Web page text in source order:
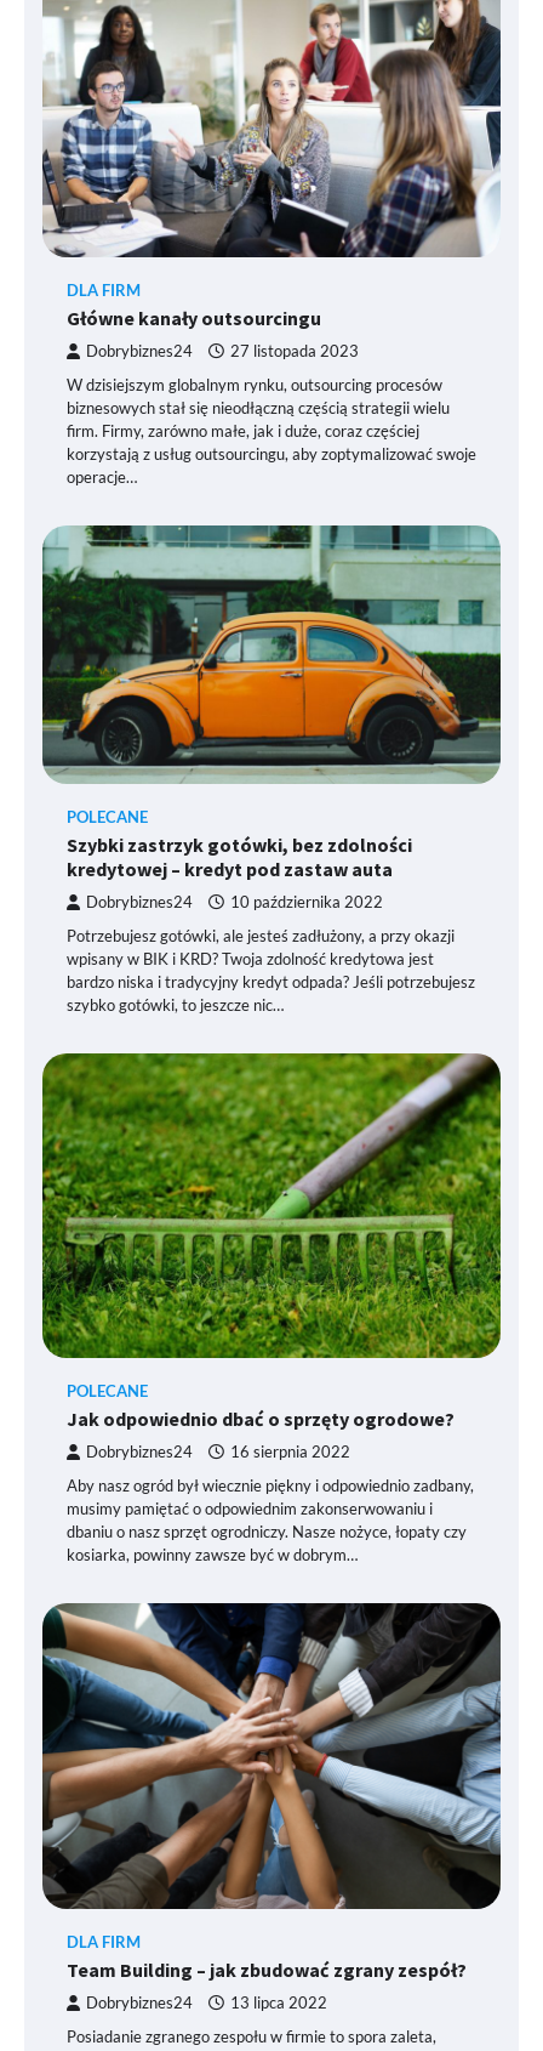
DLA FIRM
Główne kanały outsourcingu
Dobrybiznes24 27 listopada 2023
W dzisiejszym globalnym rynku, outsourcing procesów
biznesowych stał się nieodłączną częścią strategii wielu
firm. Firmy, zarówno małe, jak i duże, coraz częściej
korzystają z usług outsourcingu, aby zoptymalizować swoje
operacje…
POLECANE
Szybki zastrzyk gotówki, bez zdolności
kredytowej – kredyt pod zastaw auta
Dobrybiznes24 10 października 2022
Potrzebujesz gotówki, ale jesteś zadłużony, a przy okazji
wpisany w BIK i KRD? Twoja zdolność kredytowa jest
bardzo niska i tradycyjny kredyt odpada? Jeśli potrzebujesz
szybko gotówki, to jeszcze nic…
POLECANE
Jak odpowiednio dbać o sprzęty ogrodowe?
Dobrybiznes24 16 sierpnia 2022
Aby nasz ogród był wiecznie piękny i odpowiednio zadbany,
musimy pamiętać o odpowiednim zakonserwowaniu i
dbaniu o nasz sprzęt ogrodniczy. Nasze nożyce, łopaty czy
kosiarka, powinny zawsze być w dobrym…
DLA FIRM
Team Building – jak zbudować zgrany zespół?
Dobrybiznes24 13 lipca 2022
Posiadanie zgranego zespołu w firmie to spora zaleta,